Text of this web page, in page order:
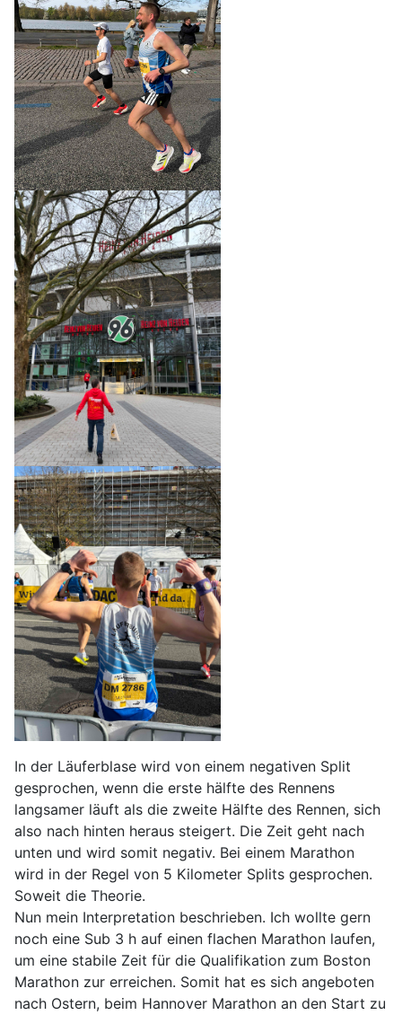
In der Läuferblase wird von einem negativen Split
gesprochen, wenn die erste hälfte des Rennens
langsamer läuft als die zweite Hälfte des Rennen, sich
also nach hinten heraus steigert. Die Zeit geht nach
unten und wird somit negativ. Bei einem Marathon
wird in der Regel von 5 Kilometer Splits gesprochen.
Soweit die Theorie.
Nun mein Interpretation beschrieben. Ich wollte gern
noch eine Sub 3 h auf einen flachen Marathon laufen,
um eine stabile Zeit für die Qualifikation zum Boston
Marathon zur erreichen. Somit hat es sich angeboten
nach Ostern, beim Hannover Marathon an den Start zu